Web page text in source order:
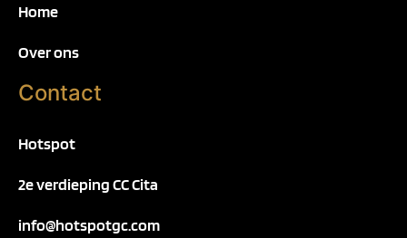
Home
Over ons
Contact
Hotspot
2e verdieping CC Cita
info@hotspotgc.com